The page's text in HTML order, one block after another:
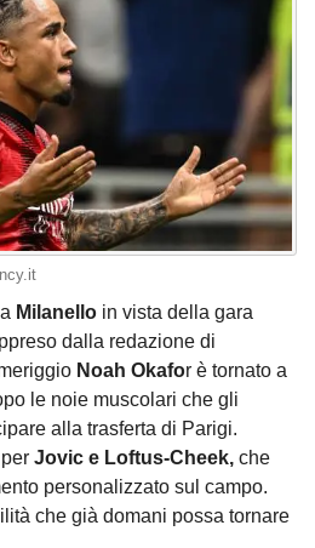
Milanello in vista della gara
dalla redazione di
Noah Okafor è tornato a
le noie muscolari che gli
alla trasferta di Parigi.
Jovic e Loftus-Cheek, che
personalizzato sul campo.
che già domani possa tornare